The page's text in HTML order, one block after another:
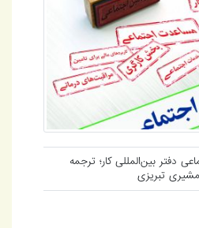
دفتر بین‌المللی کار؛ ترجمه
تبریزی